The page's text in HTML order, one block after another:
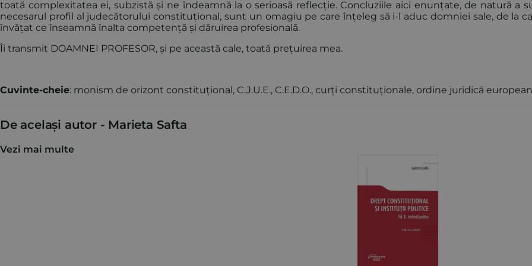
toată complexitatea ei, subzistă și ne îndeamnă la o serioasă reflecție. Concluziile aici enunțate, de natură a
necesarul profil al judecătorului constituțional, sunt un omagiu pe care înțeleg să i-l aduc domniei sale, de la
învățat ce înseamnă înalta competență și dăruirea profesională.
Îi transmit DOAMNEI PROFESOR, și pe această cale, toată prețuirea mea.
Cuvinte-cheie: monism de orizont constituțional, C.J.U.E., C.E.D.O., curți constituționale, ordine juridică
De același autor - Marieta Safta
Vezi mai multe